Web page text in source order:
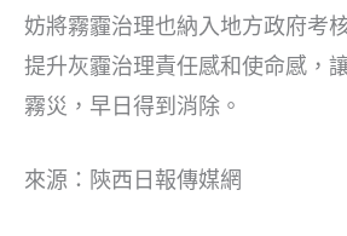
妨將霧霾治理也納入地方政府考
提升灰霾治理責任感和使命感，
霧災，早日得到消除。
來源：陝西日報傳媒網